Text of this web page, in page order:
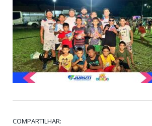
COMPARTILHAR: